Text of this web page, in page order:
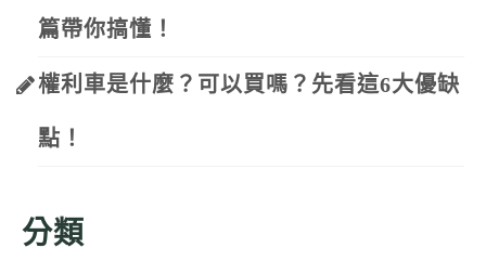
篇帶你搞懂！
權利車是什麼？可以買嗎？先看這6大優缺
點！
分類